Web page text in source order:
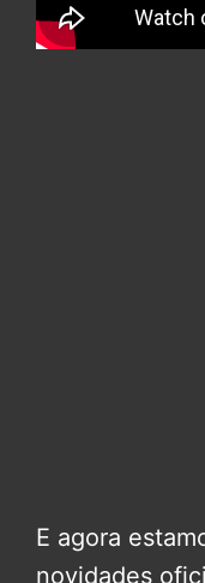
E agora
novidades